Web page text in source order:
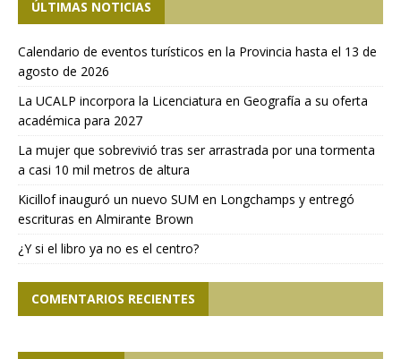
ÚLTIMAS NOTICIAS
Calendario de eventos turísticos en la Provincia hasta el 13 de
agosto de 2026
La UCALP incorpora la Licenciatura en Geografía a su oferta
académica para 2027
La mujer que sobrevivió tras ser arrastrada por una tormenta
a casi 10 mil metros de altura
Kicillof inauguró un nuevo SUM en Longchamps y entregó
escrituras en Almirante Brown
¿Y si el libro ya no es el centro?
COMENTARIOS RECIENTES